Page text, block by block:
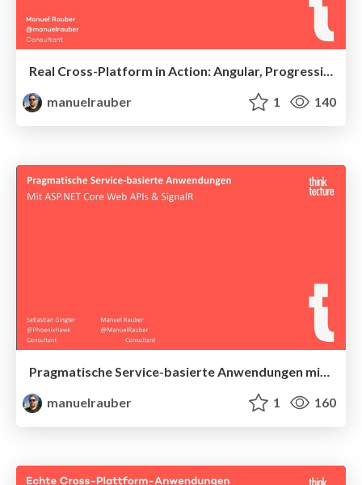
Real Cross-Platform in Action: Angular, Progressive Web Apps, Electron & Cordova
manuelrauber
1 140
Pragmatische Service-basierte Anwendungen mit ASP.NET Core, Web APIs & SignalR
manuelrauber
1 160